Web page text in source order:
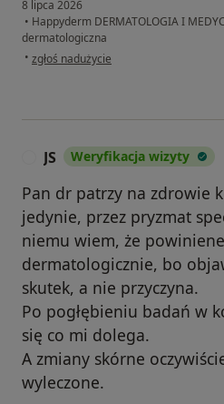
8 lipca 2026
• Happyderm DERMATOLOGIA I
dermatologiczna
• w opinii użytkownika M.B
zgłoś nadużycie
JS Weryfikacja wizyty
Pan dr patrzy na zdrowie
jedynie, przez pryzmat
niemu wiem, że
dermatologicznie, bo
skutek, a nie przyczyna.
Po pogłębieniu badań w
się co mi dolega.
A zmiany skórne
wyleczone.